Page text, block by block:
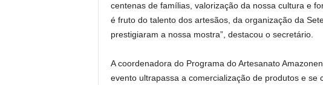
centenas de famílias, valorização da nossa cultura e
é fruto do talento dos artesãos, da organização da
prestigiaram a nossa mostra”, destacou o secretário.
A coordenadora do Programa do Artesanato
evento ultrapassa a comercialização de produtos e